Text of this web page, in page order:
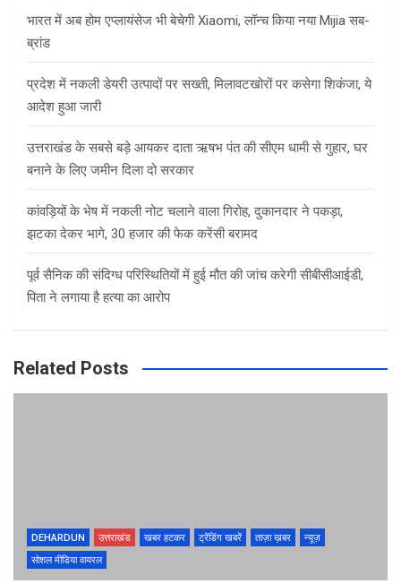
भारत में अब होम एप्लायंसेज भी बेचेगी Xiaomi, लॉन्च किया नया Mijia सब-
ब्रांड
प्रदेश में नकली डेयरी उत्पादों पर सख्ती, मिलावटखोरों पर कसेगा शिकंजा, ये
आदेश हुआ जारी
उत्तराखंड के सबसे बड़े आयकर दाता ऋषभ पंत की सीएम धामी से गुहार, घर
बनाने के लिए जमीन दिला दो सरकार
कांवड़ियों के भेष में नकली नोट चलाने वाला गिरोह, दुकानदार ने पकड़ा,
झटका देकर भागे, 30 हजार की फेक करेंसी बरामद
पूर्व सैनिक की संदिग्ध परिस्थितियों में हुई मौत की जांच करेगी सीबीसीआईडी,
पिता ने लगाया है हत्या का आरोप
Related Posts
DEHARDUN उत्तराखंड खबर हटकर ट्रेंडिंग खबरें ताज़ा ख़बर
न्यूज़
सोशल मीडिया वायरल